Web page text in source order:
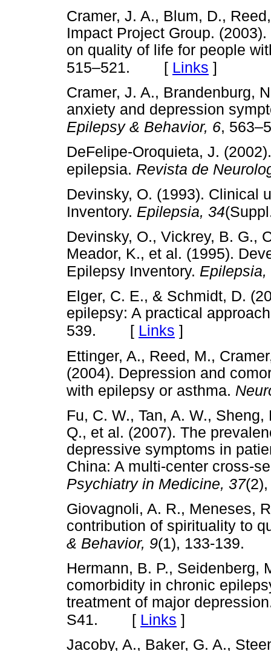
Cramer, J. A., Blum, D.,
Impact Project Group.
on quality of life for people
515–521. [ Links ]
Cramer, J. A., Brandenburg,
anxiety and depression
Epilepsy & Behavior, 6,
DeFelipe-Oroquieta, J.
epilepsia. Revista de
Devinsky, O. (1993). Clinical
Inventory. Epilepsia, 34
Devinsky, O., Vickrey, B. G.,
Meador, K., et al. (1995).
Epilepsy Inventory. Epilepsia,
Elger, C. E., & Schmidt, D.
epilepsy: A practical
539. [ Links ]
Ettinger, A., Reed, M.,
(2004). Depression and
with epilepsy or asthma.
Fu, C. W., Tan, A. W.,
Q., et al. (2007). The
depressive symptoms in
China: A multi-center cross-
Psychiatry in Medicine, 37
Giovagnoli, A. R., Meneses,
contribution of spirituality to
& Behavior, 9(1), 133-139.
Hermann, B. P., Seidenberg,
comorbidity in chronic
treatment of major
S41. [ Links ]
Jacoby, A., Baker, G. A.,